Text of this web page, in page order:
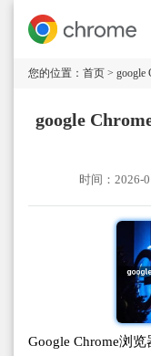
您的位置： 首页 > google
google
时间：2026-
Google Chrome浏